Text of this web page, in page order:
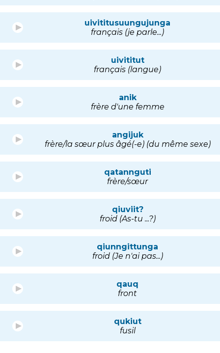
uivititusuungujunga
français (je parle...)
uivititut
français (langue)
anik
frère d'une femme
angijuk
frère/la sœur plus âgé(-e) (du même sexe)
qatannguti
frère/sœur
qiuviit?
froid (As-tu ...?)
qiunngittunga
froid (Je n'ai pas...)
qauq
front
qukiut
fusil